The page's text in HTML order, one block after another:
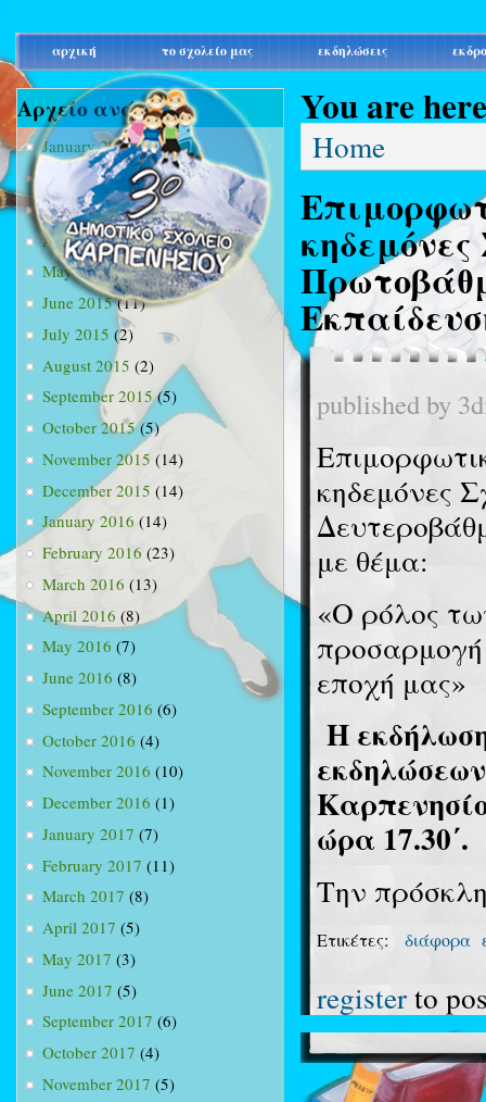
main_menu
αρχική το σχολείο μας εκδηλώσεις
Αρχείο ανά μήνα
January 2015(3)
February 2015(9)
March 2015(34)
April 2015(15)
May 2015(13)
June 2015(11)
July 2015 (2)
August 2015 (2)
September 2015(5)
October 2015(5)
November 2015 (14)
December 2015 (14)
January 2016 (14)
February 2016 (23)
March 2016 (13)
April 2016 (8)
May 2016 (7)
June 2016 (8)
September 2016 (6)
October 2016 (4)
November 2016 (10)
December 2016 (1)
January 2017 (7)
February 2017 (11)
March 2017 (8)
April 2017 (5)
May 2017 (3)
June 2017 (5)
September 2017 (6)
October 2017 (4)
November 2017 (5)
You are here
Home
published by
κηδεμόνες
με θέμα:
«Ο ρόλος
εποχή μας»
Η
ώρα 17.30΄.
Την
Ετικέτες: διάφορα
registerto